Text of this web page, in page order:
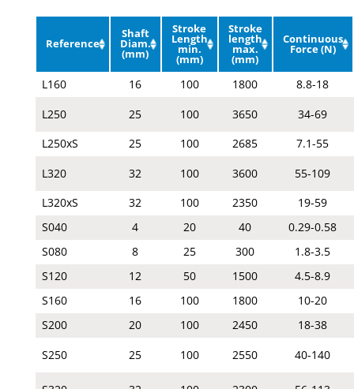
Reference
Shaft
Diam.
(mm)
Stroke
Length
min.
(mm)
Stroke
length
max.
(mm)
Continuous
Force (N)
L160 16 100 1800
8.8-18
L250
25 100 3650
34-69
L250xS
25 100 2685
7.1-55
L320
32 100 3600
55-109
L320xS
32 100 2350
19-59
S040
4 20 40
0.29-0.58
S080
8 25 300
1.8-3.5
S120
12 50 1500
4.5-8.9
S160
16 100 1800
10-20
S200
20 100 2450
18-38
S250
25 100 2550 40-140